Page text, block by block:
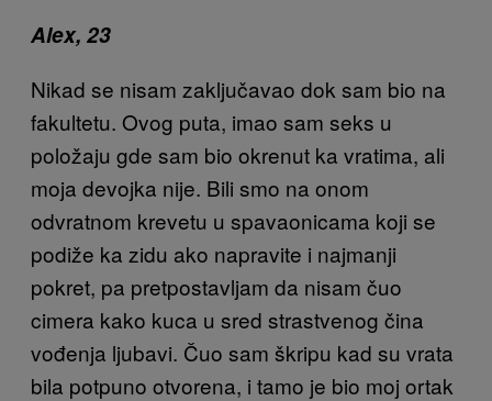
Alex, 23
Nikad se nisam zaključavao dok sam bio na
fakultetu. Ovog puta, imao sam seks u
položaju gde sam bio okrenut ka vratima, ali
moja devojka nije. Bili smo na onom
odvratnom krevetu u spavaonicama koji se
podiže ka zidu ako napravite i najmanji
pokret, pa pretpostavljam da nisam čuo
cimera kako kuca u sred strastvenog čina
vođenja ljubavi. Čuo sam škripu kad su vrata
bila potpuno otvorena, i tamo je bio moj ortak